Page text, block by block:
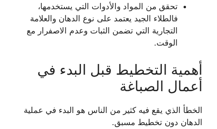
تحقق من المواد والأدوات التي يستخدمها،
فالطلاء الجيد يعتمد على نوع الدهان والعلامة
التجارية التي تضمن الثبات وعدم الاصفرار مع
الوقت.
أهمية التخطيط قبل البدء في
أعمال الصباغة
الخطأ الذي يقع فيه كثير من الناس هو البدء في عملية
الدهان دون تخطيط مسبق.